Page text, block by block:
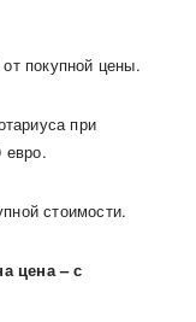
покупной цены.
при
евро.
стоимости.
цена – с